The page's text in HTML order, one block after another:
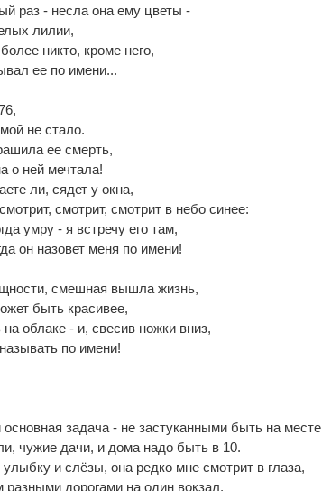
раз - несла она ему цветы -
лилии,
никто, кроме него,
ее по имени...
не стало.
ее смерть,
о ней мечтала!
ли, сядет у окна,
смотрит, смотрит в небо синее:
умру - я встречу его там,
он назовет меня по имени!
смешная вышла жизнь,
быть красивее,
облаке - и, свесив ножки вниз,
по имени!
задача - не застуканными быть на месте
чужие дачи, и дома надо быть в 10.
и слёзы, она редко мне смотрит в глаза,
дорогами на один вокзал.